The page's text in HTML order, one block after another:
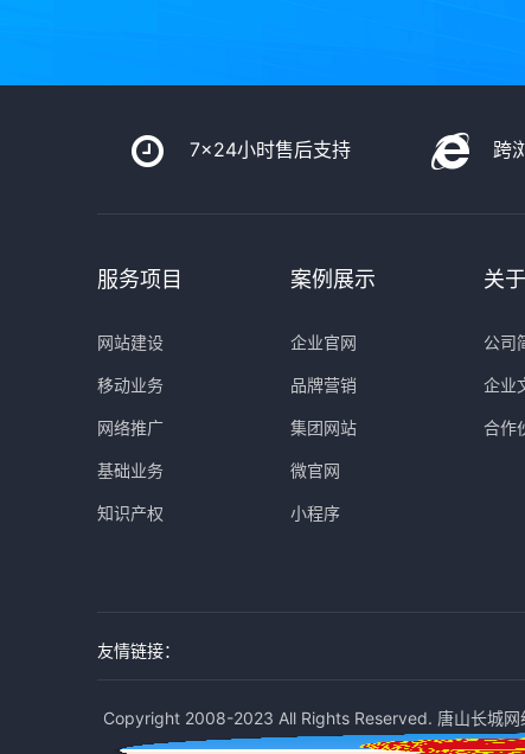
7x24小时售后支持 跨
服务项目
网站建设
移动业务
网络推广
基础业务
知识产权
案例展示
企业官网
品牌营销
集团网站
微官网
小程序
关
公司
企业
合作
友情链接：
Copyright 2008-2023 All Rights Reserved. 唐山长城网